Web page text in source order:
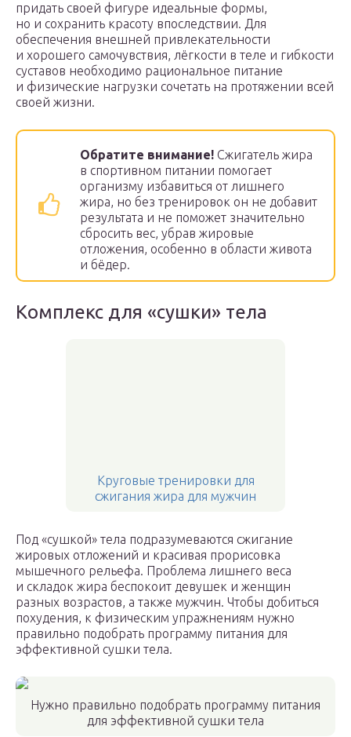
придать своей фигуре идеальные формы,
но и сохранить красоту впоследствии. Для
обеспечения внешней привлекательности
и хорошего самочувствия, лёгкости в теле и гибкости
суставов необходимо рациональное питание
и физические нагрузки сочетать на протяжении всей
своей жизни.
Обратите внимание! Сжигатель жира
в спортивном питании помогает
организму избавиться от лишнего
жира, но без тренировок он не добавит
результата и не поможет значительно
сбросить вес, убрав жировые
отложения, особенно в области живота
и бёдер.
Комплекс для «сушки» тела
Круговые тренировки для
сжигания жира для мужчин
Под «сушкой» тела подразумеваются сжигание
жировых отложений и красивая прорисовка
мышечного рельефа. Проблема лишнего веса
и складок жира беспокоит девушек и женщин
разных возрастов, а также мужчин. Чтобы добиться
похудения, к физическим упражнениям нужно
правильно подобрать программу питания для
эффективной сушки тела.
Нужно правильно подобрать программу питания
для эффективной сушки тела